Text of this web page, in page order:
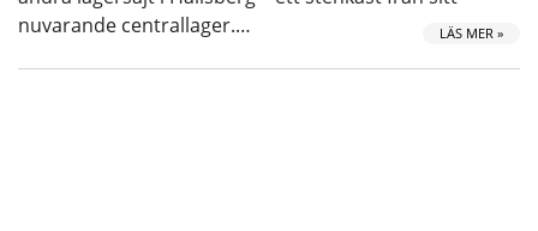
nuvarande centrallager.…
LÄS MER »